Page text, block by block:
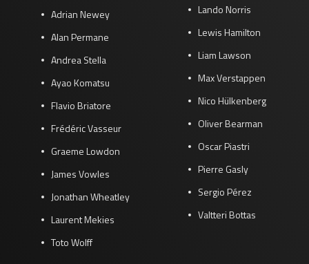
Adrian Newey
Alan Permane
Andrea Stella
Ayao Komatsu
Flavio Briatore
Frédéric Vasseur
Graeme Lowdon
James Vowles
Jonathan Wheatley
Laurent Mekies
Toto Wolff
Lando Norris
Lewis Hamilton
Liam Lawson
Max Verstappen
Nico Hülkenberg
Oliver Bearman
Oscar Piastri
Pierre Gasly
Sergio Pérez
Valtteri Bottas